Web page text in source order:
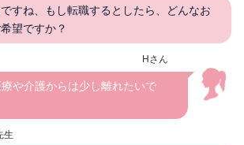
すね、もし転職するとしたら、どんなお
望ですか？
Hさん
や介護からは少し離れたいで
生